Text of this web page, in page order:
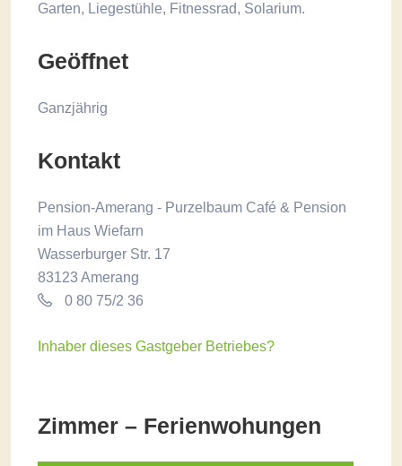
Garten, Liegestühle, Fitnessrad, Solarium.
Geöffnet
Ganzjährig
Kontakt
Pension-Amerang - Purzelbaum Café & Pension
im Haus Wiefarn
Wasserburger Str. 17
83123 Amerang
0 80 75/2 36
Inhaber dieses Gastgeber Betriebes?
Zimmer – Ferienwohungen